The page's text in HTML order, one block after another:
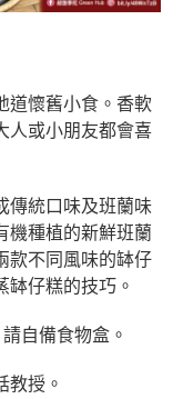
道懷舊小食。香軟
人或小朋友都會喜
傳統口味及班蘭味
機種植的新鮮班蘭
款不同風味的缽仔
仔糕的技巧。
自備食物盒。
教授。